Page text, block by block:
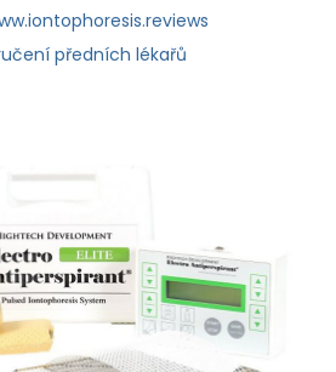
předních lékařů